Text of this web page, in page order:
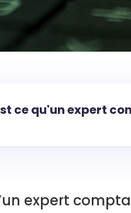
ce qu'un expert
expert